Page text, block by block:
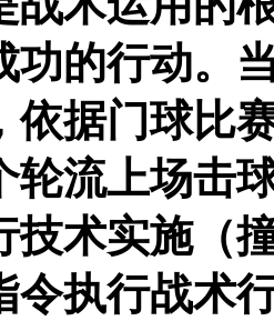
功的行动。
依据门球比
轮流上场击
技术实施（
令执行战术